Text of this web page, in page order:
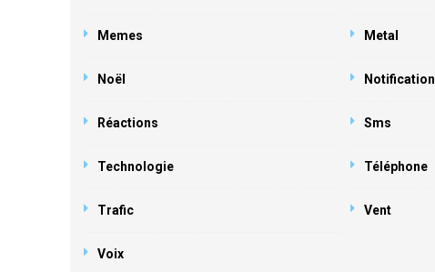
Memes Metal
Noël Notification
Réactions Sms
Technologie Téléphone
Trafic Vent
Voix